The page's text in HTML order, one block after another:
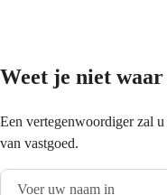
Weet je niet waar
Een vertegenwoordiger zal
van vastgoed.